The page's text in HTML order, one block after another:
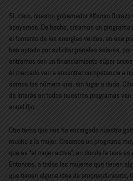
Sí, claro, nuestro gobernador Alfonso
apoyemos. De hecho, creamos un
el fomento de las energías verdes, en ese
han optado por solicitar paneles solares,
entramos con un financiamiento súper
el mercado van a encontrar competencia a
somos los número uno, sin lugar a duda.
de interés en todos nuestros programas
anual fijo.
Otro tema que nos ha encargado nuestro
mucho a la mujer. Creamos un programa
que es “el mujer activa”, en donde la tasa
Entonces, a todas las mujeres que tienen
que tienen alguna idea de emprendimiento,